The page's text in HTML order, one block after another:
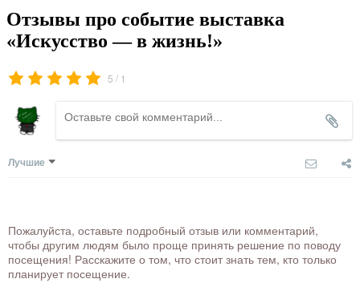
Отзывы про событие выставка
«Искусство — в жизнь!»
5 / 1
Лучшие
Пожалуйста, оставьте подробный отзыв или комментарий,
чтобы другим людям было проще принять решение по поводу
посещения! Расскажите о том, что стоит знать тем, кто только
планирует посещение.